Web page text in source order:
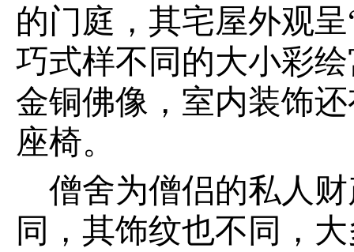
的门庭，其宅屋外观
巧式样不同的大小彩
金铜佛像，室内装饰
座椅。
僧舍为僧侣的私人
同，其饰纹也不同，